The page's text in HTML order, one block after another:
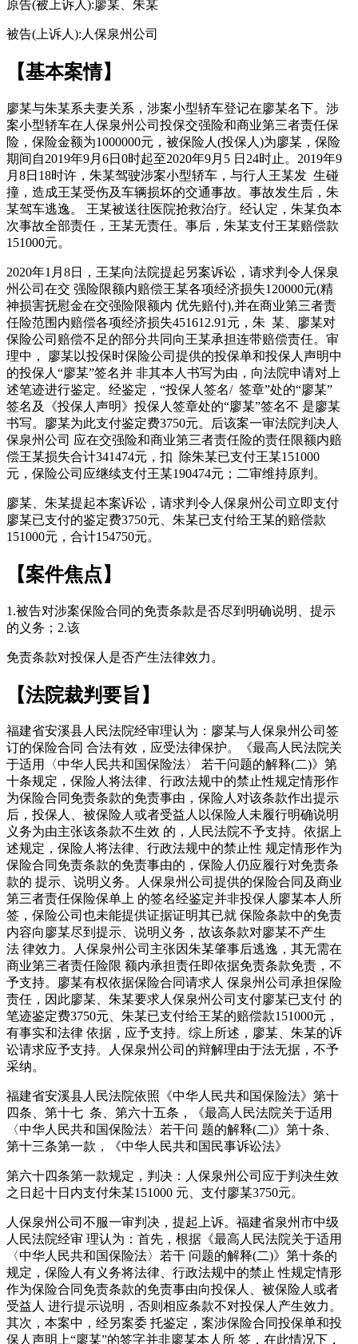
原告(被上诉人):廖某、朱某
被告(上诉人):人保泉州公司
【基本案情】
廖某与朱某系夫妻关系，涉案小型轿车登记在廖某名下。涉
案小型轿车在人保泉州公司投保交强险和商业第三者责任保
险，保险金额为1000000元，被保险人(投保人)为廖某，保险
期间自2019年9月6日0时起至2020年9月5 日24时止。2019年9
月8日18时许，朱某驾驶涉案小型轿车，与行人王某发 生碰
撞，造成王某受伤及车辆损坏的交通事故。事故发生后，朱
某驾车逃逸。 王某被送往医院抢救治疗。经认定，朱某负本
次事故全部责任，王某无责任。事后，朱某支付王某赔偿款
151000元。
2020年1月8日，王某向法院提起另案诉讼，请求判令人保泉
州公司在交 强险限额内赔偿王某各项经济损失120000元(精
神损害抚慰金在交强险限额内 优先赔付),并在商业第三者责
任险范围内赔偿各项经济损失451612.91元，朱 某、廖某对
保险公司赔偿不足的部分共同向王某承担连带赔偿责任。审
理中， 廖某以投保时保险公司提供的投保单和投保人声明中
的投保人“廖某”签名并 非其本人书写为由，向法院申请对上
述笔迹进行鉴定。经鉴定，“投保人签名/ 签章”处的“廖某”
签名及《投保人声明》投保人签章处的“廖某”签名不 是廖某
书写。廖某为此支付鉴定费3750元。后该案一审法院判决人
保泉州公司 应在交强险和商业第三者责任险的责任限额内赔
偿王某损失合计341474元，扣 除朱某已支付王某151000
元，保险公司应继续支付王某190474元；二审维持原判。
廖某、朱某提起本案诉讼，请求判令人保泉州公司立即支付
廖某已支付的鉴定费3750元、朱某已支付给王某的赔偿款
151000元，合计154750元。
【案件焦点】
1.被告对涉案保险合同的免责条款是否尽到明确说明、提示
的义务；2.该
免责条款对投保人是否产生法律效力。
【法院裁判要旨】
福建省安溪县人民法院经审理认为：廖某与人保泉州公司签
订的保险合同 合法有效，应受法律保护。《最高人民法院关
于适用〈中华人民共和国保险法〉 若干问题的解释(二)》第
十条规定，保险人将法律、行政法规中的禁止性规定情形作
为保险合同免责条款的免责事由，保险人对该条款作出提示
后，投保人、被保险人或者受益人以保险人未履行明确说明
义务为由主张该条款不生效 的，人民法院不予支持。依据上
述规定，保险人将法律、行政法规中的禁止性 规定情形作为
保险合同免责条款的免责事由的，保险人仍应履行对免责条
款的 提示、说明义务。人保泉州公司提供的保险合同及商业
第三者责任保险保单上 的签名经鉴定并非投保人廖某本人所
签，保险公司也未能提供证据证明其已就 保险条款中的免责
内容向廖某尽到提示、说明义务，故该条款对廖某不产生
法 律效力。人保泉州公司主张因朱某肇事后逃逸，其无需在
商业第三者责任险限 额内承担责任即依据免责条款免责，不
予支持。廖某有权依据保险合同请求人 保泉州公司承担保险
责任，因此廖某、朱某要求人保泉州公司支付廖某已支付 的
笔迹鉴定费3750元、朱某已支付给王某的赔偿款151000元，
有事实和法律 依据，应予支持。综上所述，廖某、朱某的诉
讼请求应予支持。人保泉州公司的辩解理由于法无据，不予
采纳。
福建省安溪县人民法院依照《中华人民共和国保险法》第十
四条、第十七 条、第六十五条，《最高人民法院关于适用
〈中华人民共和国保险法〉若干问 题的解释(二)》第十条、
第十三条第一款，《中华人民共和国民事诉讼法》
第六十四条第一款规定，判决：人保泉州公司应于判决生效
之日起十日内支付朱某151000 元、支付廖某3750元。
人保泉州公司不服一审判决，提起上诉。福建省泉州市中级
人民法院经审 理认为：首先，根据《最高人民法院关于适用
〈中华人民共和国保险法〉若干 问题的解释(二)》第十条的
规定，保险人有义务将法律、行政法规中的禁止 性规定情形
作为保险合同免责条款的免责事由向投保人、被保险人或者
受益人 进行提示说明，否则相应条款不对投保人产生效力。
其次，本案中，经另案委 托鉴定，案涉保险合同投保单和投
保人声明上“廖某”的签字并非廖某本人所 签，在此情况下，